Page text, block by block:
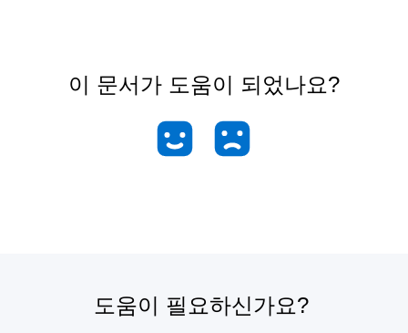
이 문서가 도움이 되었나요?
도움이 필요하신가요?